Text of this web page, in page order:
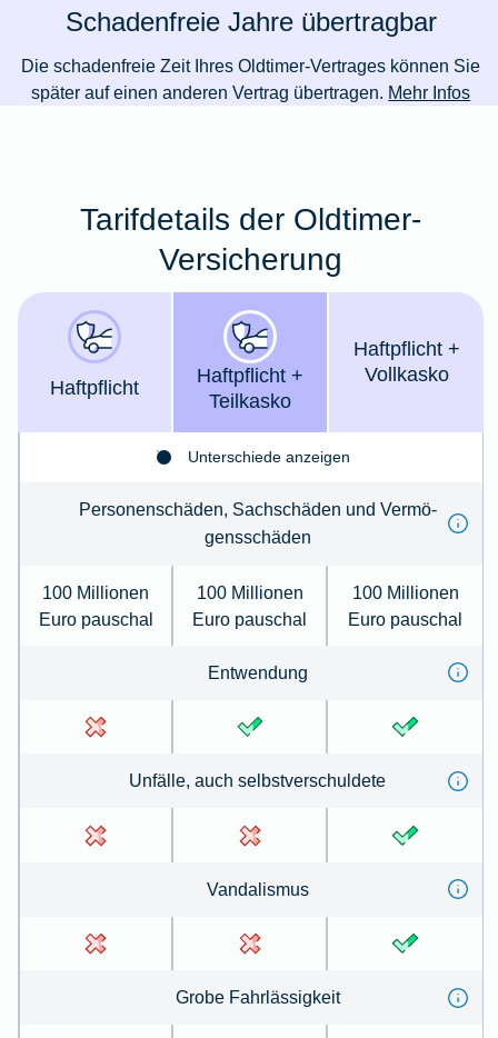
Schadenfreie Jahre übertragbar
Die schadenfreie Zeit Ihres Oldtimer-Vertrages können Sie
später auf einen anderen Vertrag übertragen. Mehr Infos
Tarifdetails der Oldtimer-
Versicherung
Haft­­pflicht
Haft­­pflicht +
Teil­kasko
Haft­pflicht +
Voll­kasko
Unterschiede anzeigen
Per­so­nenschäden, Sachschäden und Ver­mö­
gens­schä­den
100 Millionen
Euro pauschal
100 Millionen
Euro pauschal
100 Millionen
Euro pauschal
Ent­wen­dung
Un­fälle, auch selbst­ver­schul­de­te
Van­dal­is­mus
Gro­be Fahr­lässig­keit